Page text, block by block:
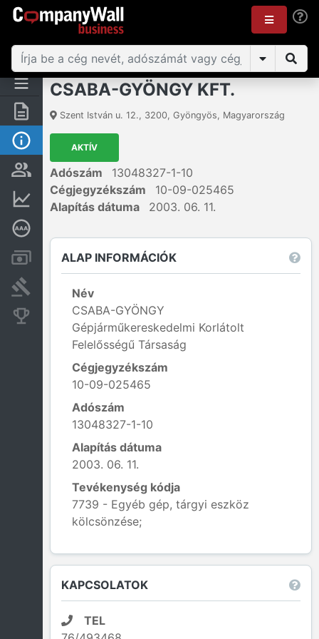
Összegzés
Alap információk
Személyek és tulajdonjog
Pénzügyi információk
Számlák és zárolások
Bírósági eljárások
Konkurens cégek
CSABA-GYÖNGY KFT.
Szent István u. 12., 3200, Gyöngyös, Magyarország
AKTÍV
Adószám
13048327-1-10
Cégjegyzékszám
10-09-025465
Alapítás dátuma
2003. 06. 11.
ALAP INFORMÁCIÓK
Név
CSABA-GYÖNGY
Gépjárműkereskedelmi Korlátolt
Felelősségű Társaság
Cégjegyzékszám
10-09-025465
Adószám
13048327-1-10
Alapítás dátuma
2003. 06. 11.
Tevékenység kódja
7739 - Egyéb gép, tárgyi eszköz
kölcsönzése;
Leaflet
KAPCSOLATOK
TEL